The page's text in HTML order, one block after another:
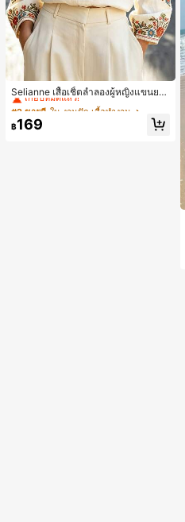
Selianne เสื้อเชิ้ตลำลองผู้หญิงแขนยา
ว คอวีเว้า ลายดอกไม้
#2 ขายดี
ใน งานปัก เสื้อทำงาน
เกือบหมดแล้ว!
#2 ขายดี ใน งานปัก เสื้อทำงาน
เกือบหมดแล้ว!
#2 ขายดี ใน งานปัก เสื้อทำงาน
เกือบหมดแล้ว!
#2 ขายดี
฿169